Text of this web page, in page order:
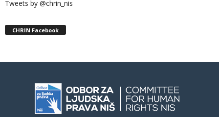
Tweets by @chrin_nis
CHRIN Facebook